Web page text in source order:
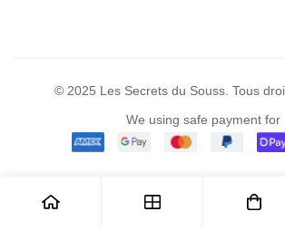
© 2025 Les Secrets du Souss. Tous
We using safe payment for